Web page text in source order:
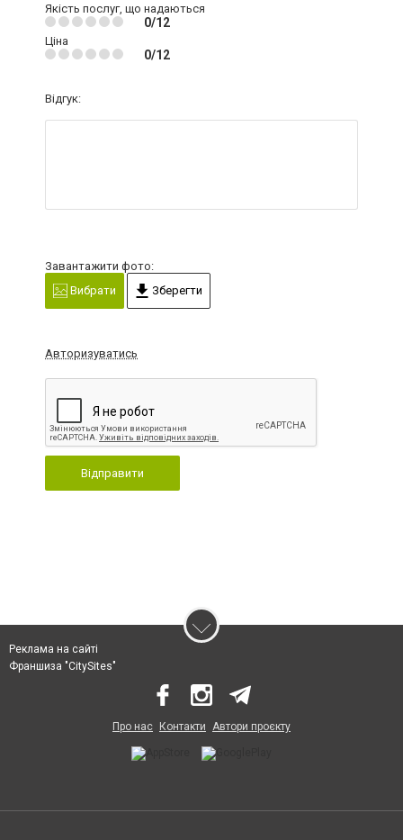
Якість послуг, що надаються
0/12
Ціна
0/12
Відгук:
Завантажити фото:
Вибрати
Зберегти
Авторизуватись
Відправити
Реклама на сайті
Франшиза "CitySites"
Про нас Контакти Автори проєкту